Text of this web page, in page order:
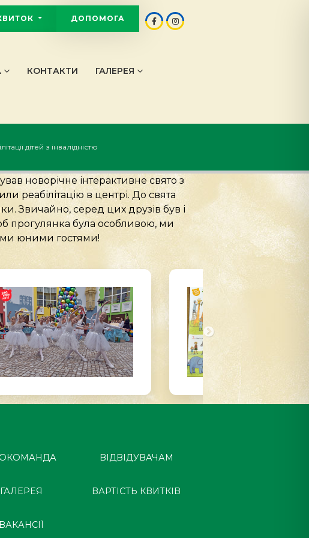
ДОПОМОГА
КОНТАКТИ ГАЛЕРЕЯ
дітей з інвалідністю
новорічне інтерактивне свято з
реабілітацію в центрі. До свята
Звичайно, серед цих друзів був і
прогулянка була особливою, ми
юними гостями!
ГАЛЕРЕЯ
ВАКАНСІЇ
ВІДВІДУВАЧАМ
ВАРТІСТЬ КВИТКІВ